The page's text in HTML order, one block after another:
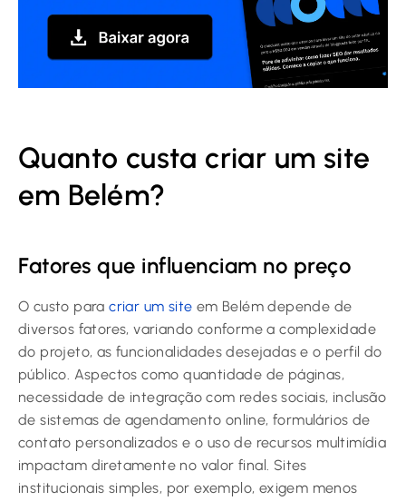
Quanto custa criar um site
em Belém?
Fatores que influenciam no preço
O custo paracriar um site em Belém depende de
diversos fatores, variando conforme a complexidade
do projeto, as funcionalidades desejadas e o perfil do
público. Aspectos como quantidade de páginas,
necessidade de integração com redes sociais, inclusão
de sistemas de agendamento online, formulários de
contato personalizados e o uso de recursos multimídia
impactam diretamente no valor final. Sites
institucionais simples, por exemplo, exigem menos